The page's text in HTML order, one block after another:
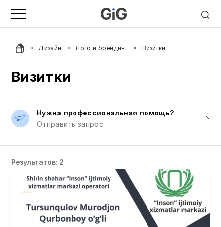
Дизайн Лого и брендинг Визитки
Визитки
Нужна профессиональная помощь?
Отправить запрос
Результатов: 2